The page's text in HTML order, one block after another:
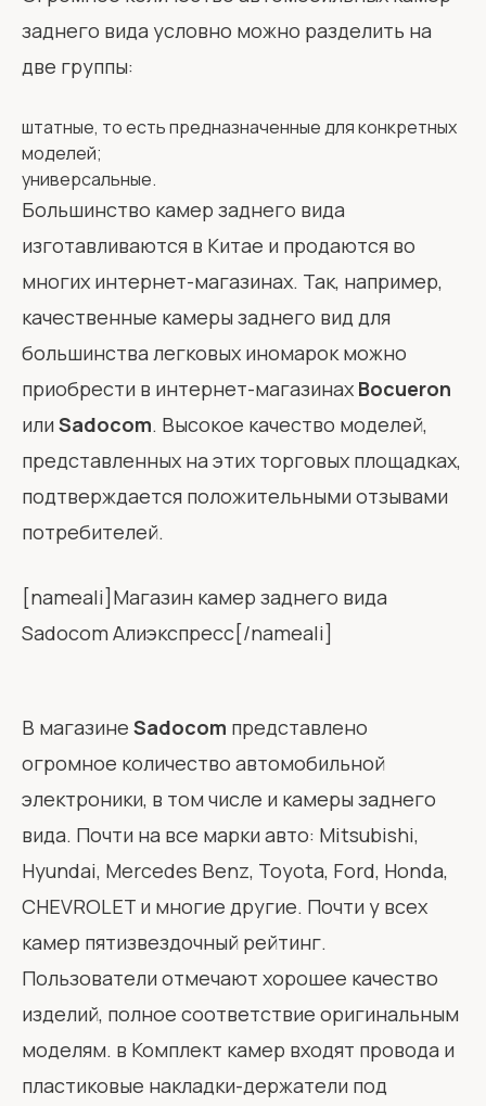
заднего вида условно можно разделить на
две группы:
штатные, то есть предназначенные для конкретных
моделей;
универсальные.
Большинство камер заднего вида
изготавливаются в Китае и продаются во
многих интернет-магазинах. Так, например,
качественные камеры заднего вид для
большинства легковых иномарок можно
приобрести в интернет-магазинах Bocueron
или Sadocom. Высокое качество моделей,
представленных на этих торговых площадках,
подтверждается положительными отзывами
потребителей.
[nameali]Магазин камер заднего вида
Sadocom Алиэкспресс[/nameali]
В магазине Sadocom представлено
огромное количество автомобильной
электроники, в том числе и камеры заднего
вида. Почти на все марки авто: Mitsubishi,
Hyundai, Mercedes Benz, Toyota, Ford, Honda,
CHEVROLET и многие другие. Почти у всех
камер пятизвездочный рейтинг.
Пользователи отмечают хорошее качество
изделий, полное соответствие оригинальным
моделям. в Комплект камер входят провода и
пластиковые накладки-держатели под